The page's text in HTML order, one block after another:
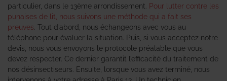
particulier, dans le 13ème arrondissement.
Pour lutter contre les
punaises de lit, nous suivons une méthode qui a fait ses
preuves . Tout d’abord, nous échangeons avec vous au
téléphone pour évaluer la situation. Puis, si vous acceptez notre
devis, nous vous envoyons le protocole préalable que vous
devez respecter. Ce dernier garantit l’efficacité du traitement de
nos désinsectiseurs. Ensuite, lorsque vous avez terminé, nous